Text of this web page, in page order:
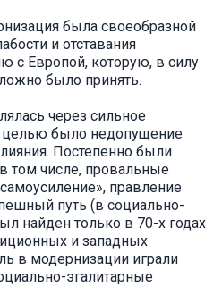
была своеобразной
и отставания
с Европой, которую, в силу
было принять.
через сильное
целью было недопущение
Постепенно были
том числе, провальные
правление
путь (в социально-
найден только в 70-х годах
и западных
в модернизации играли
эгалитарные